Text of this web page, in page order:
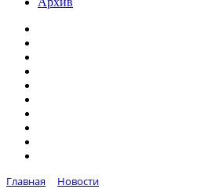
Главная
Новости